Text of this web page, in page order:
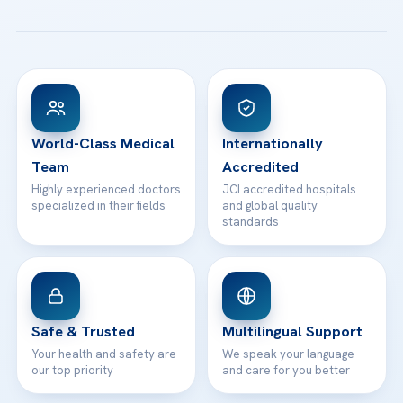
View All Hospitals
Patient Rights
Contact
WhatsApp Support
World-Class Medical
Team
Highly experienced doctors
specialized in their fields
Internationally
Accredited
JCI accredited hospitals
and global quality
standards
Safe & Trusted
Your health and safety are
our top priority
Multilingual Support
We speak your language
and care for you better